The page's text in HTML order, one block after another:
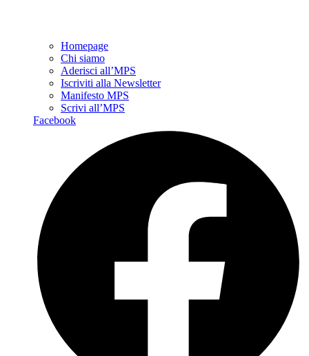
Homepage
Chi siamo
Aderisci all’MPS
Iscriviti alla Newsletter
Manifesto MPS
Scrivi all’MPS
Facebook